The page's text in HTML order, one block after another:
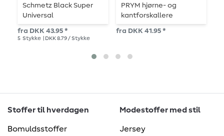
Schmetz Black Super
Universal
symaskinenåle
fra DKK 43.95 *
5 Stykke | DKK 8.79 / Stykke
PRYM hjørne- og
kantforskallere
fra DKK 41.95 *
Stoffer til hverdagen
Bomuldsstoffer
Modestoffer med stil
Jersey